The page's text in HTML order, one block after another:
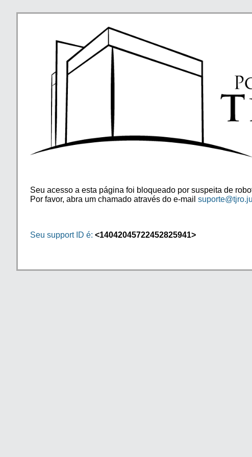
Seu acesso a esta página foi bloqueado por suspeita de
Por favor, abra um chamado através do e-mail
Seu support ID é: <14042045722452825941>